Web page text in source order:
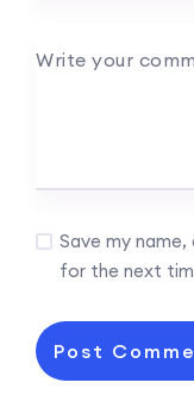
Write your
Save my
for the next